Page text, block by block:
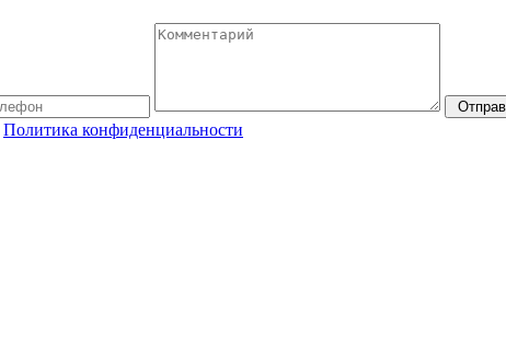
Политика конфиденциальности